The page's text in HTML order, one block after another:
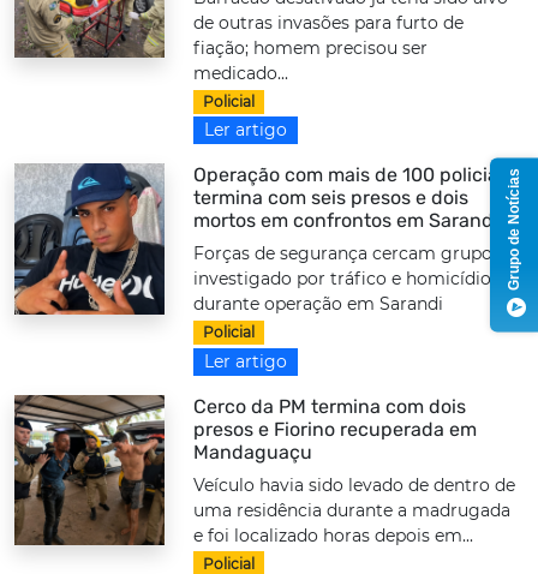
de outras invasões para furto de
fiação; homem precisou ser
medicado...
Policial
Ler artigo
Operação com mais de 100 policiais
termina com seis presos e dois
mortos em confrontos em Sarandi
Forças de segurança cercam grupo
investigado por tráfico e homicídios
durante operação em Sarandi
Policial
Ler artigo
Cerco da PM termina com dois
presos e Fiorino recuperada em
Mandaguaçu
Veículo havia sido levado de dentro de
uma residência durante a madrugada
e foi localizado horas depois em...
Policial
Grupo de Notícias